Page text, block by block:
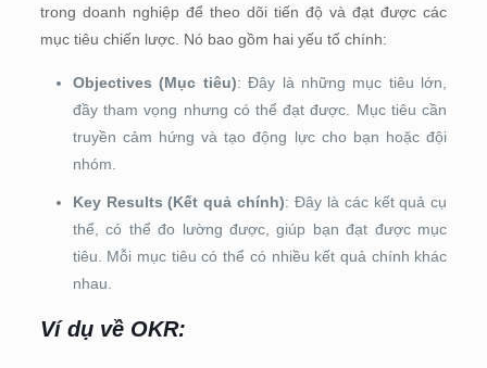
trong doanh nghiệp để theo dõi tiến độ và đạt được các
mục tiêu chiến lược. Nó bao gồm hai yếu tố chính:
Objectives (Mục tiêu): Đây là những mục tiêu lớn,
đầy tham vọng nhưng có thể đạt được. Mục tiêu cần
truyền cảm hứng và tạo động lực cho bạn hoặc đội
nhóm.
Key Results (Kết quả chính): Đây là các kết quả cụ
thể, có thể đo lường được, giúp bạn đạt được mục
tiêu. Mỗi mục tiêu có thể có nhiều kết quả chính khác
nhau.
Ví dụ về OKR: